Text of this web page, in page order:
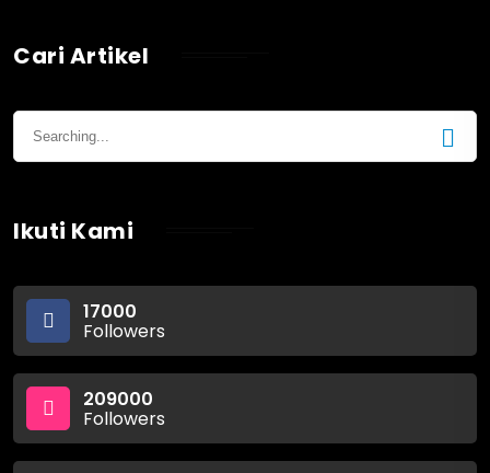
Cari Artikel
Ikuti Kami
17000
Followers
209000
Followers